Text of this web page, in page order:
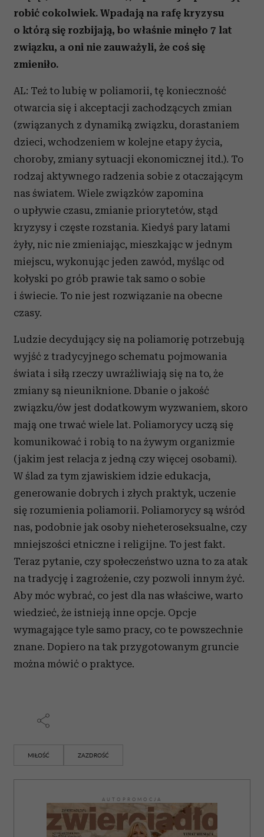
robić cokolwiek. Wpadają na rafę kryzysu
o którą się rozbijają, bo właśnie minęło 7 lat
związku, a oni nie zauważyli, że coś się
zmieniło.
AL: Też to lubię w poliamorii, tę konieczność
otwarcia się i akceptacji zachodzących zmian
(związanych z dynamiką związku, dorastaniem
dzieci, wchodzeniem w kolejne etapy życia,
choroby, zmiany sytuacji ekonomicznej itd.). To
rodzaj aktywnego radzenia sobie z otaczającym
nas światem. Wiele związków zapomina
o upływie czasu, zmianie priorytetów, stąd
kryzysy i częste rozstania. Kiedyś pary latami
żyły, nic nie zmieniając, mieszkając w jednym
miejscu, wykonując jeden zawód, myśląc od
kołyski po grób prawie tak samo o sobie
i świecie. To nie jest rozwiązanie na obecne
czasy.
Ludzie decydujący się na poliamorię potrzebują
wyjść z tradycyjnego schematu pojmowania
świata i siłą rzeczy uwrażliwiają się na to, że
zmiany są nieuniknione. Dbanie o jakość
związku/ów jest dodatkowym wyzwaniem, skoro
mają one trwać wiele lat. Poliamorycy uczą się
komunikować i robią to na żywym organizmie
(jakim jest relacja z jedną czy więcej osobami).
W ślad za tym zjawiskiem idzie edukacja,
generowanie dobrych i złych praktyk, uczenie
się rozumienia poliamorii. Poliamorycy są wśród
nas, podobnie jak osoby nieheteroseksualne, czy
mniejszości etniczne i religijne. To jest fakt.
Teraz pytanie, czy społeczeństwo uzna to za atak
na tradycję i zagrożenie, czy pozwoli innym żyć.
Aby móc wybrać, co jest dla nas właściwe, warto
wiedzieć, że istnieją inne opcje. Opcje
wymagające tyle samo pracy, co te powszechnie
znane. Dopiero na tak przygotowanym gruncie
można mówić o praktyce.
MIŁOŚĆ ZAZDROŚĆ
AUTOPROMOCJA